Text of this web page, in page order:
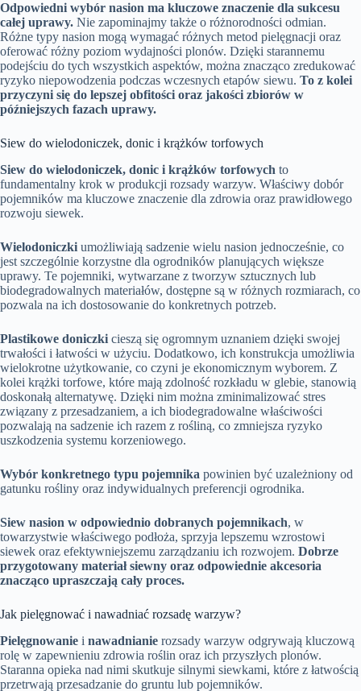
Odpowiedni wybór nasion ma kluczowe znaczenie dla sukcesu
całej uprawy. Nie zapominajmy także o różnorodności odmian.
Różne typy nasion mogą wymagać różnych metod pielęgnacji oraz
oferować różny poziom wydajności plonów. Dzięki starannemu
podejściu do tych wszystkich aspektów, można znacząco zredukować
ryzyko niepowodzenia podczas wczesnych etapów siewu. To z kolei
przyczyni się do lepszej obfitości oraz jakości zbiorów w
późniejszych fazach uprawy.
Siew do wielodoniczek, donic i krążków torfowych
Siew do wielodoniczek, donic i krążków torfowych to
fundamentalny krok w produkcji rozsady warzyw. Właściwy dobór
pojemników ma kluczowe znaczenie dla zdrowia oraz prawidłowego
rozwoju siewek.
Wielodoniczki umożliwiają sadzenie wielu nasion jednocześnie, co
jest szczególnie korzystne dla ogrodników planujących większe
uprawy. Te pojemniki, wytwarzane z tworzyw sztucznych lub
biodegradowalnych materiałów, dostępne są w różnych rozmiarach, co
pozwala na ich dostosowanie do konkretnych potrzeb.
Plastikowe doniczki cieszą się ogromnym uznaniem dzięki swojej
trwałości i łatwości w użyciu. Dodatkowo, ich konstrukcja umożliwia
wielokrotne użytkowanie, co czyni je ekonomicznym wyborem. Z
kolei krążki torfowe, które mają zdolność rozkładu w glebie, stanowią
doskonałą alternatywę. Dzięki nim można zminimalizować stres
związany z przesadzaniem, a ich biodegradowalne właściwości
pozwalają na sadzenie ich razem z rośliną, co zmniejsza ryzyko
uszkodzenia systemu korzeniowego.
Wybór konkretnego typu pojemnika powinien być uzależniony od
gatunku rośliny oraz indywidualnych preferencji ogrodnika.
Siew nasion w odpowiednio dobranych pojemnikach, w
towarzystwie właściwego podłoża, sprzyja lepszemu wzrostowi
siewek oraz efektywniejszemu zarządzaniu ich rozwojem. Dobrze
przygotowany materiał siewny oraz odpowiednie akcesoria
znacząco upraszczają cały proces.
Jak pielęgnować i nawadniać rozsadę warzyw?
Pielęgnowanie i nawadnianie rozsady warzyw odgrywają kluczową
rolę w zapewnieniu zdrowia roślin oraz ich przyszłych plonów.
Staranna opieka nad nimi skutkuje silnymi siewkami, które z łatwością
przetrwają przesadzanie do gruntu lub pojemników.